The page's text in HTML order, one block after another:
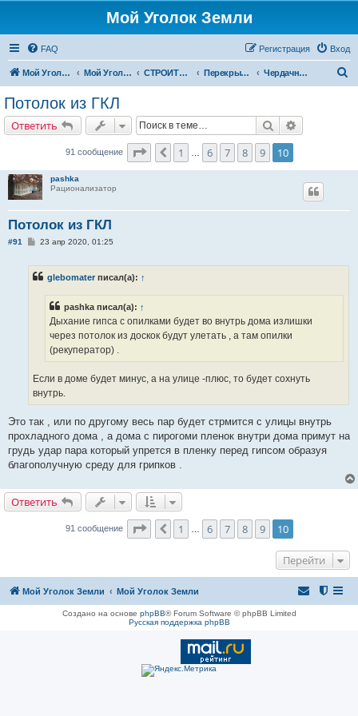
Мой Уголок Земли
FAQ Вход
Регистрация
Мой Уголок Земли Мой Уголок Земли СТРОИТЕЛЬСТВО ДОМА Перекрытия Чердачные перекрытия
Потолок из ГКЛ
Ответить Поиск
91 сообщение Страница10из 10
Пред.
1 6 7 8 9 10
pashka
Рационализатор
Потолок из ГКЛ
#91
С
щ
23 апр 2020, 01:25
glebomater писал(а): ↑
pashka писал(а): ↑
Дыхание гипса с опилками будет во внутрь дома излишки
через потолок из доскок будут улетать , а там опилки
(рекуператор) .
Если в доме будет минус, а на улице -плюс, то будет сохнуть
внутрь.
Это так , или по другому весь пар будет стрмится с улицы внутрь
прохладного дома , а дома с пирогоми пленок внутри дома примут на
грудь удар пара который упрется в пленку перед гипсом образуя
благополучную среду для грипков .
Ответить
91 сообщение Страница10из 10
Пред.
1 … 6 7 8 9 10
Перейти
Мой Уголок Земли Мой Уголок Земли
Создано на основе phpBB® Forum Software © phpBB Limited
Русская поддержка phpBB